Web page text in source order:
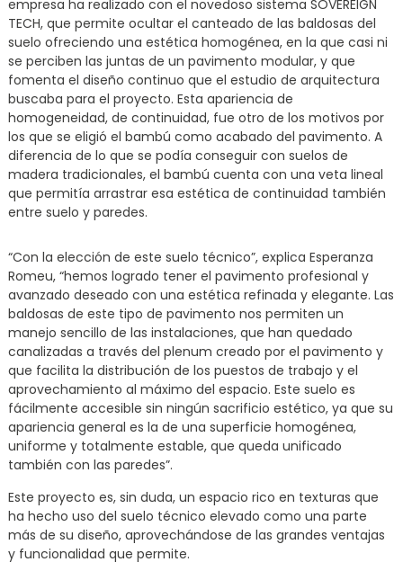
empresa ha realizado con el novedoso sistema SOVEREIGN
TECH, que permite ocultar el canteado de las baldosas del
suelo ofreciendo una estética homogénea, en la que casi ni
se perciben las juntas de un pavimento modular, y que
fomenta el diseño continuo que el estudio de arquitectura
buscaba para el proyecto. Esta apariencia de
homogeneidad, de continuidad, fue otro de los motivos por
los que se eligió el bambú como acabado del pavimento. A
diferencia de lo que se podía conseguir con suelos de
madera tradicionales, el bambú cuenta con una veta lineal
que permitía arrastrar esa estética de continuidad también
entre suelo y paredes.
“Con la elección de este suelo técnico”, explica Esperanza
Romeu, “hemos logrado tener el pavimento profesional y
avanzado deseado con una estética refinada y elegante. Las
baldosas de este tipo de pavimento nos permiten un
manejo sencillo de las instalaciones, que han quedado
canalizadas a través del plenum creado por el pavimento y
que facilita la distribución de los puestos de trabajo y el
aprovechamiento al máximo del espacio. Este suelo es
fácilmente accesible sin ningún sacrificio estético, ya que su
apariencia general es la de una superficie homogénea,
uniforme y totalmente estable, que queda unificado
también con las paredes”.
Este proyecto es, sin duda, un espacio rico en texturas que
ha hecho uso del suelo técnico elevado como una parte
más de su diseño, aprovechándose de las grandes ventajas
y funcionalidad que permite.